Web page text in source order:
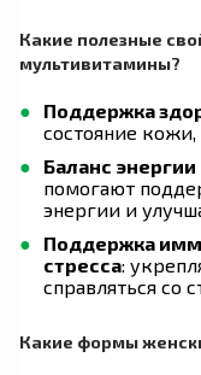
Какие полезные
мультивитамины?
Поддержка
состояние кожи,
Баланс
помогают
энергии и
Поддержка
стресса:
справляться со
Какие формы